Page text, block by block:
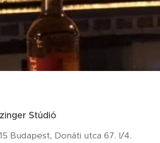
Stúdió
Budapest, Donáti utca 67. I/4.